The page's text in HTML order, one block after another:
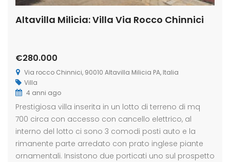
Altavilla Milicia: Villa Via Rocco Chinnici
€280.000
Via rocco Chinnici, 90010 Altavilla Milicia PA, Italia
Villa
4 anni ago
Prestigiosa villa inserita in un lotto di terreno di mq
700 circa con accesso con cancello elettrico, al
interno del lotto ci sono 3 comodi posti auto e la
rimanente parte arredato con prato inglese piante
ornamentali. Insistono due porticati uno sul prospetto